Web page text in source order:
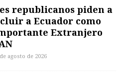
republicanos piden a
a Ecuador como
Extranjero
agosto de 2026